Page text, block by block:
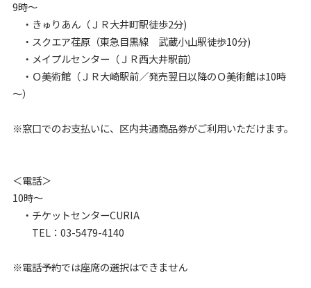
9時～
・きゅりあん（ＪＲ大井町駅徒歩2分)
・スクエア荏原（東急目黒線 武蔵小山駅徒歩10分)
・メイプルセンター（ＪＲ西大井駅前）
・Ｏ美術館（ＪＲ大崎駅前／発売翌日以降のＯ美術館は10時
～）
※窓口でのお支払いに、区内共通商品券がご利用いただけます。
＜電話＞
10時～
・チケットセンターCURIA
TEL：03-5479-4140
※電話予約では座席の選択はできません